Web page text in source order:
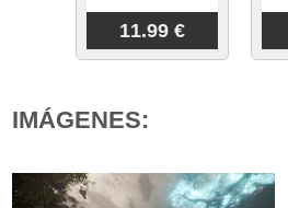
11.99 €
IMÁGENES: